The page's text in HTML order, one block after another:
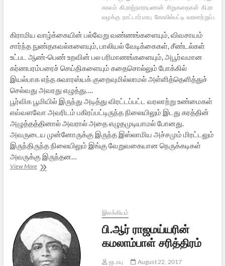
காலம் கி.ராஜ்நாராயணன் சிறுகதைகள் கி.ரா
வழக்கு நாட்டார் மரபு கோவில்பட்டி வரலாற்றுப்
கிராமிய வாழ்க்கையின் பல்வேறு வண்ணங்களையும், விவசாயம்
சார்ந்த நுண்தகவல்களையும், பாலியல் வேடிக்கைகள், சீண்டல்கள்
உட்பட ஆண்-பெண் உறவின் பல பரிமாணங்களையும், அபூர்வமான
கர்ணபரம்பரைச் செய்திகளையும் கதைசொல்லும் போக்கில்
இயல்பாக எந்த சுவாரஸ்யக் குறைவுமில்லாமல் அள்ளித்தெளித்துச்
செல்வது அவரது எழுத்து….
பூர்விக பூமியில் இருந்து அடித்து விரட்டப்பட்ட வரலாற்று உண்மைகள்
எவ்வளவோ அவரிடம் பகிரப்பட்டிருந்த நிலையிலும் இடது கரத்தின்
அழுத்தத்தினால் அவரால் அதை எழுதமுடியாமல் போனது.
அவருடைய முன்னோருக்கு இருந்த இஸ்லாமிய அச்சமும் மிரட்டலும்
இருந்திருந்த நிலையிலும் இங்கு வேறுவகையான நெருக்கடிகள்
அவருக்கு இருந்தன…
View Moreஅஞ்சலி:
இலக்கியம்
பி.ஆர் ராஜமய்யரின்
கமலாம்பாள் சரித்திரம்
ஜடாயு
August 22, 2017